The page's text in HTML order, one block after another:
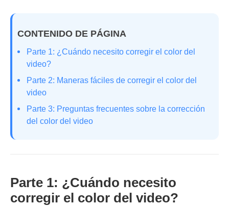
CONTENIDO DE PÁGINA
Parte 1: ¿Cuándo necesito corregir el color del
video?
Parte 2: Maneras fáciles de corregir el color del
video
Parte 3: Preguntas frecuentes sobre la corrección
del color del video
Parte 1: ¿Cuándo necesito
corregir el color del video?